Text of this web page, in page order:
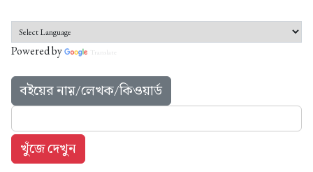
Powered by Translate
বইয়ের নাম়/লেখক/কিওয়ার্ড